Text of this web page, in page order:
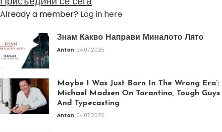
Already a member? Log in here
Знам Какво Направи Миналото Лято
Anton 24.07.2025
Maybe I Was Just Born In The Wrong Era’:
Michael Madsen On Tarantino, Tough Guys
And Typecasting
Anton 04.07.2025